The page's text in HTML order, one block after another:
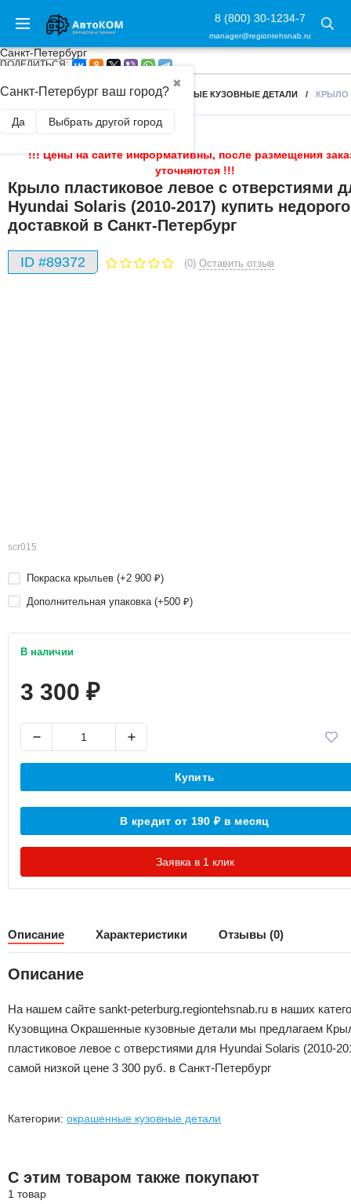
8 (800) 30-1234-7
manager@regiontehsnab.ru
Санкт-Петербург
✖
Санкт-Петербург ваш город?
Да Выбрать другой город
ПОДЕЛИТЬСЯ:
ГЛАВНАЯ / КУЗОВЩИНА / ОКРАШЕННЫЕ КУЗОВНЫЕ ДЕТАЛИ / КРЫЛО
!!! Цены на сайте информативны, после размещения
уточняются !!!
Крыло пластиковое левое с отверстиями
Hyundai Solaris (2010-2017) купить
доставкой в Санкт-Петербург
ID #89372 (0) Оставить отзыв
scr015
Покраска крыльев (+2 900 ₽)
Дополнительная упаковка (+500 ₽)
В наличии
3 300 ₽
Купить
В кредит от 190₽в месяц
Заявка в 1 клик
Описание Характеристики Отзывы (0)
Описание
На нашем сайте sankt-peterburg.regiontehsnab.ru в наших
Кузовщина Окрашенные кузовные детали мы предлагаем
пластиковое левое с отверстиями для Hyundai Solaris (2010-
самой низкой цене 3 300 руб. в Санкт-Петербург
Категории: окрашенные кузовные детали
С этим товаром также покупают
1 товар